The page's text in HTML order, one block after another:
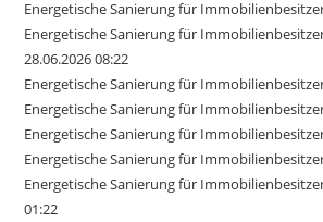
Energetische Sanierung für
Energetische Sanierung für
28.06.2026 08:22
Energetische Sanierung für
Energetische Sanierung für
Energetische Sanierung für
Energetische Sanierung für
Energetische Sanierung für
01:22